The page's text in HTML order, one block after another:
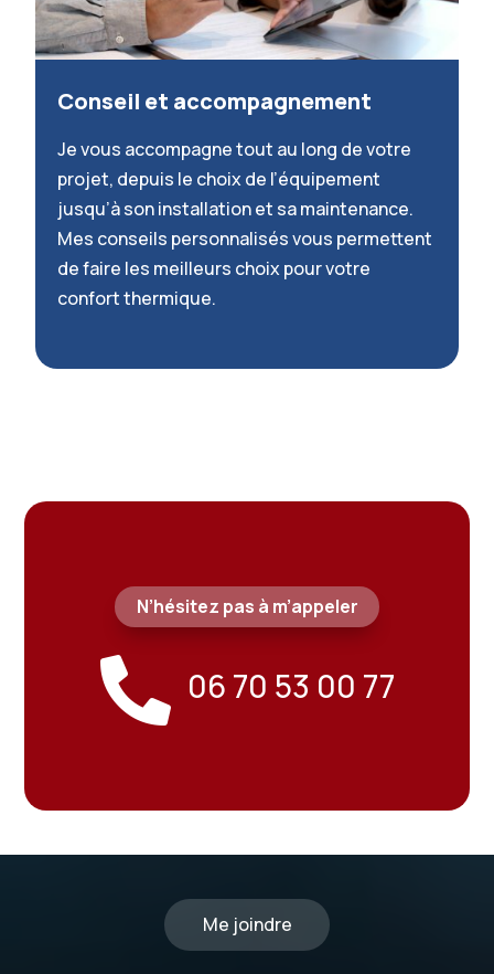
Conseil et accompagnement
Je vous accompagne tout au long de votre
projet, depuis le choix de l’équipement
jusqu’à son installation et sa maintenance.
Mes conseils personnalisés vous permettent
de faire les meilleurs choix pour votre
confort thermique.
N’hésitez pas à m’appeler
 06 70 53 00 77
Me joindre